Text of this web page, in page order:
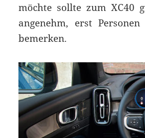
möchte sollte zum XC40
angenehm, erst
bemerken.